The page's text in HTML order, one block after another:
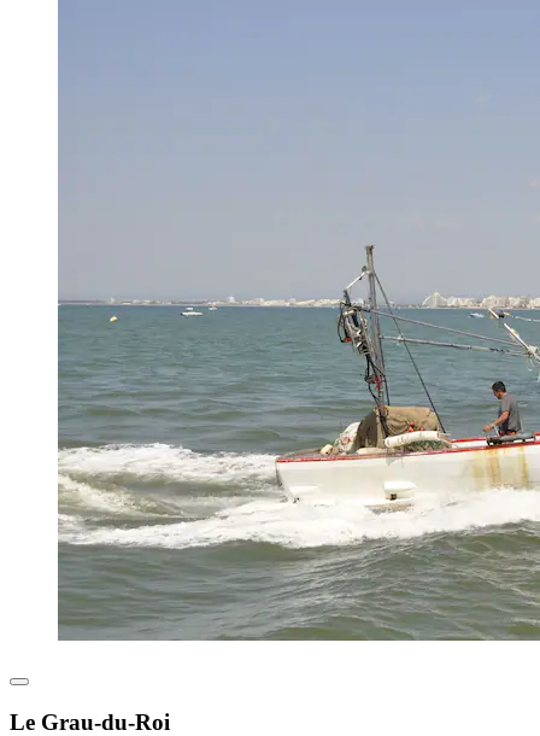
Le Grau-du-Roi